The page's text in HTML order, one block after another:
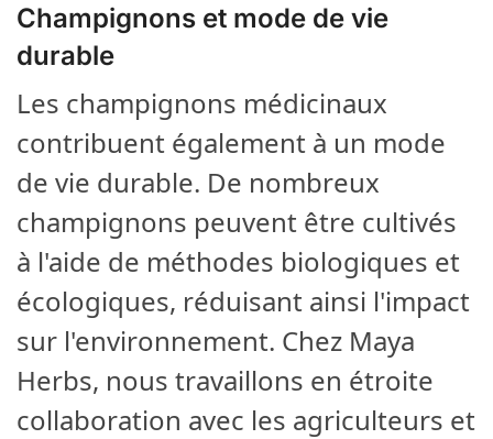
Champignons et mode de vie
durable
Les champignons médicinaux
contribuent également à un mode
de vie durable. De nombreux
champignons peuvent être cultivés
à l'aide de méthodes biologiques et
écologiques, réduisant ainsi l'impact
sur l'environnement. Chez Maya
Herbs, nous travaillons en étroite
collaboration avec les agriculteurs et